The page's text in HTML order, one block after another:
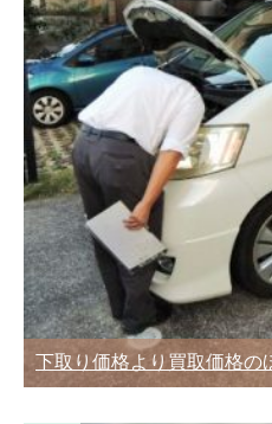
下取り価格より買取価格の